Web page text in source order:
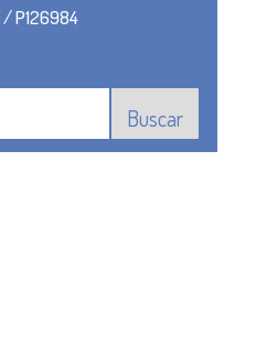
/ P126984
Buscar